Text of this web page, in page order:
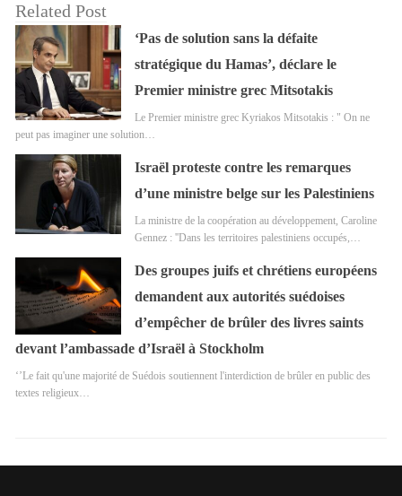
Related Post
‘Pas de solution sans la défaite
stratégique du Hamas’, déclare le
Premier ministre grec Mitsotakis
Le Premier ministre grec Kyriakos Mitsotakis : " On ne
peut pas imaginer une solution…
Israël proteste contre les remarques
d’une ministre belge sur les Palestiniens
La ministre de la coopération au développement, Caroline
Gennez : ''Dans les territoires palestiniens occupés,…
Des groupes juifs et chrétiens européens
demandent aux autorités suédoises
d’empêcher de brûler des livres saints
devant l’ambassade d’Israël à Stockholm
‘’Le fait qu'une majorité de Suédois soutiennent l'interdiction de brûler en public des
textes religieux…